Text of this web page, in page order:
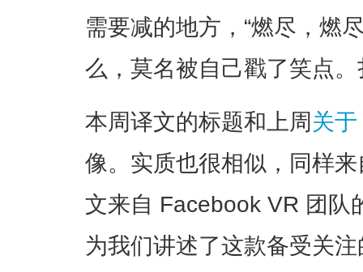
需要减的地方，“燃尽，燃
么，莫名被自己戳了笑点
本周译文的标题和上周关
像。实质也很相似，同样
文来自 Facebook VR 团队
为我们讲述了这款备受关